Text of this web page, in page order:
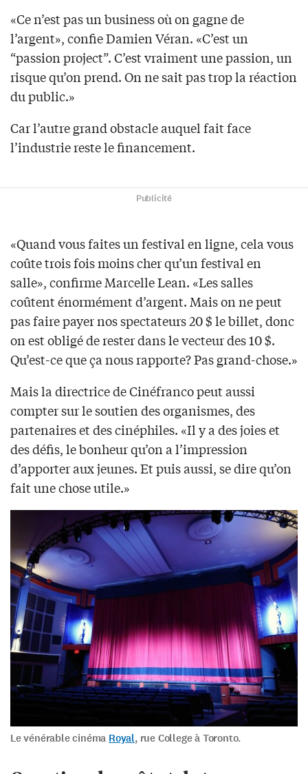
«Ce n’est pas un business où on gagne de
l’argent», confie Damien Véran. «C’est un
“passion project”. C’est vraiment une passion, un
risque qu’on prend. On ne sait pas trop la réaction
du public.»
Car l’autre grand obstacle auquel fait face
l’industrie reste le financement.
Publicité
«Quand vous faites un festival en ligne, cela vous
coûte trois fois moins cher qu’un festival en
salle», confirme Marcelle Lean. «Les salles
coûtent énormément d’argent. Mais on ne peut
pas faire payer nos spectateurs 20 $ le billet, donc
on est obligé de rester dans le vecteur des 10 $.
Qu’est-ce que ça nous rapporte? Pas grand-chose.»
Mais la directrice de Cinéfranco peut aussi
compter sur le soutien des organismes, des
partenaires et des cinéphiles. «Il y a des joies et
des défis, le bonheur qu’on a l’impression
d’apporter aux jeunes. Et puis aussi, se dire qu’on
fait une chose utile.»
Le vénérable cinéma Royal, rue College à Toronto.